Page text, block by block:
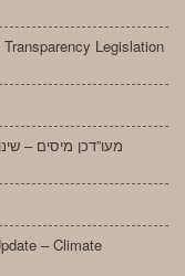
Legislation
מעו”דכן מיסים –
– Climate